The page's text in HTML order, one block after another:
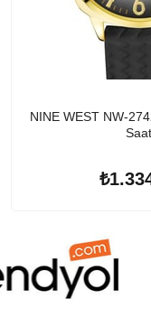
NINE WEST NW-